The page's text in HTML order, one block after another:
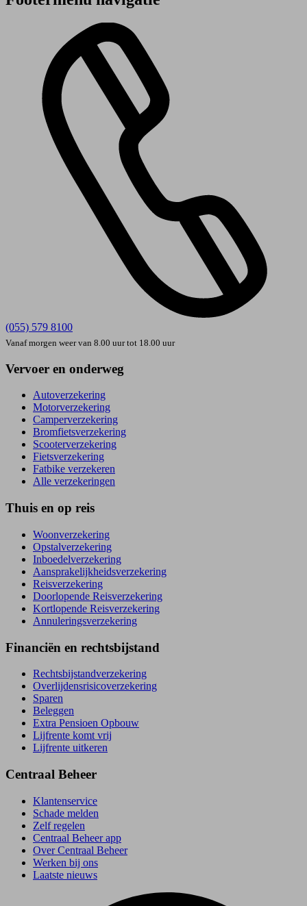
(055) 579 8100
Vanaf morgen weer van 8.00 uur tot 18.00 uur
Vervoer en onderweg
Autoverzekering
Motorverzekering
Camperverzekering
Bromfietsverzekering
Scooterverzekering
Fietsverzekering
Fatbike verzekeren
Alle verzekeringen
Thuis en op reis
Woonverzekering
Opstal­verzekering
Inboedel­verzekering
Aansprakelijkheids­verzekering
Reisverzekering
Doorlopende Reisverzekering
Kortlopende Reisverzekering
Annuleringsverzekering
Financiën en rechtsbijstand
Rechtsbijstand­verzekering
Overlijdensrisico­verzekering
Sparen
Beleggen
Extra Pensioen Opbouw
Lijfrente komt vrij
Lijfrente uitkeren
Centraal Beheer
Klantenservice
Schade melden
Zelf regelen
Centraal Beheer app
Over Centraal Beheer
Werken bij ons
Laatste nieuws